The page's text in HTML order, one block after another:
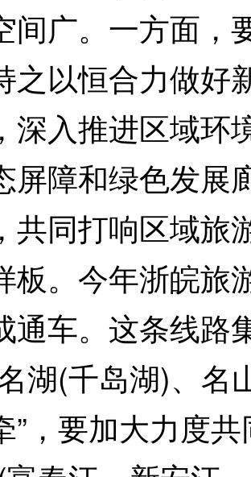
间广。一方面，
之以恒合力做好
深入推进区域环
屏障和绿色发展
共同打响区域旅
板。今年浙皖旅
通车。这条线路
湖(千岛湖)、名
”，要加大力度